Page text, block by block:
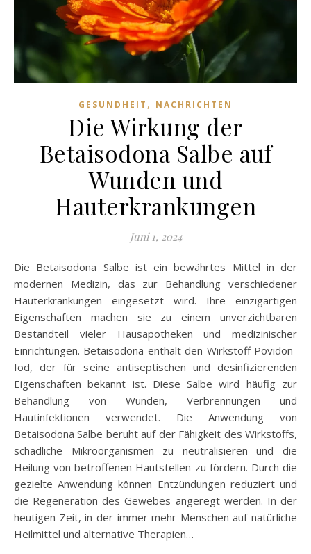
GESUNDHEIT , NACHRICHTEN
Die Wirkung der
Betaisodona Salbe auf
Wunden und
Hauterkrankungen
Juni 1, 2024
Die Betaisodona Salbe ist ein bewährtes Mittel in der
modernen Medizin, das zur Behandlung verschiedener
Hauterkrankungen eingesetzt wird. Ihre einzigartigen
Eigenschaften machen sie zu einem unverzichtbaren
Bestandteil vieler Hausapotheken und medizinischer
Einrichtungen. Betaisodona enthält den Wirkstoff Povidon-
Iod, der für seine antiseptischen und desinfizierenden
Eigenschaften bekannt ist. Diese Salbe wird häufig zur
Behandlung von Wunden, Verbrennungen und
Hautinfektionen verwendet. Die Anwendung von
Betaisodona Salbe beruht auf der Fähigkeit des Wirkstoffs,
schädliche Mikroorganismen zu neutralisieren und die
Heilung von betroffenen Hautstellen zu fördern. Durch die
gezielte Anwendung können Entzündungen reduziert und
die Regeneration des Gewebes angeregt werden. In der
heutigen Zeit, in der immer mehr Menschen auf natürliche
Heilmittel und alternative Therapien…